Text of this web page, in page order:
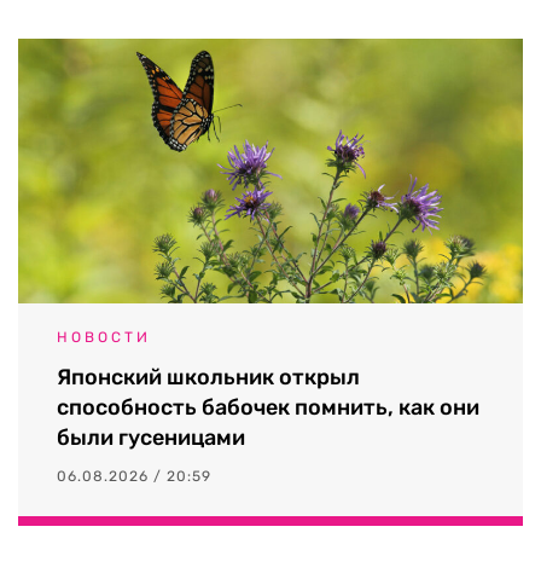
НОВОСТИ
Японский школьник открыл
способность бабочек помнить, как они
были гусеницами
06.08.2026 / 20:59